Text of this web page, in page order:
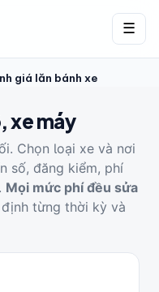
☰
giá lăn bánh xe
xe máy
Chọn loại xe và nơi
số, đăng kiểm, phí
Mọi mức phí đều sửa
từng thời kỳ và